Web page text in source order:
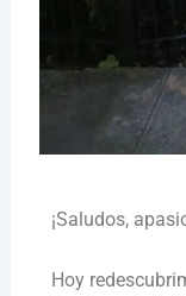
¡Saludos,
Hoy